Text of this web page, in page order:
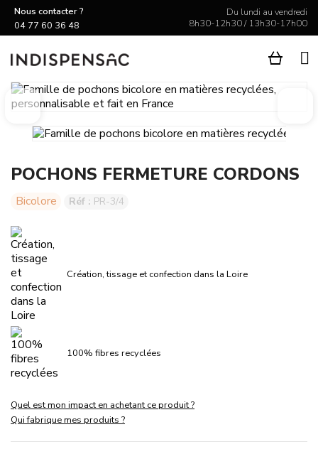
Nous contacter ?
04 77 60 36 48
Du lundi au vendredi
8h30-12h30 / 13h30-17h00

POCHONS FERMETURE CORDONS
Bicolore Réf : PR-3/4
Création, tissage et confection dans la Loire
100% fibres recyclées
Quel est mon impact en achetant ce produit ?
Qui fabrique mes produits ?